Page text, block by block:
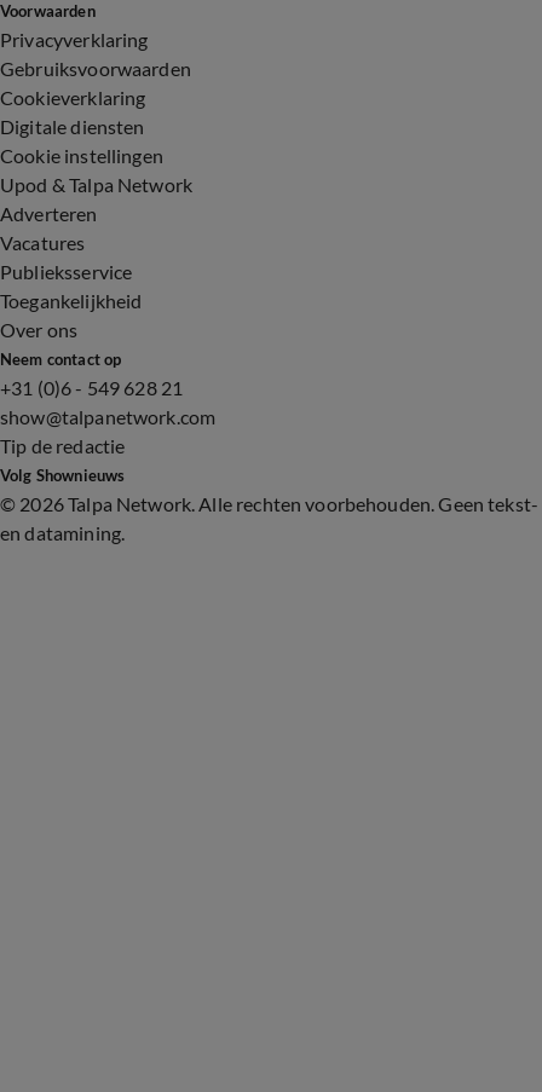
Voorwaarden
Privacyverklaring
Gebruiksvoorwaarden
Cookieverklaring
Digitale diensten
Cookie instellingen
Upod & Talpa Network
Adverteren
Vacatures
Publieksservice
Toegankelijkheid
Over ons
Neem contact op
+31 (0)6 - 549 628 21
show@talpanetwork.com
Tip de redactie
Volg Shownieuws
© 2026 Talpa Network. Alle rechten voorbehouden. Geen tekst-
en datamining.